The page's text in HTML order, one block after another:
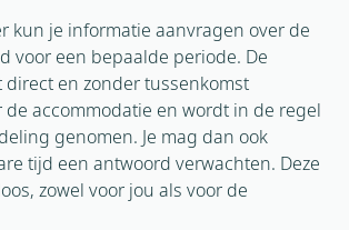
kun je informatie aanvragen over de
voor een bepaalde periode. De
en zonder tussenkomst
accommodatie en wordt in de regel
genomen. Je mag dan ook
tijd een antwoord verwachten. Deze
zowel voor jou als voor de